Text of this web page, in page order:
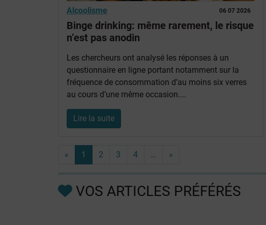
06 07 2026
Alcoolisme
Binge drinking: même rarement, le risque
n’est pas anodin
Les chercheurs ont analysé les réponses à un
questionnaire en ligne portant notamment sur la
fréquence de consommation d’au moins six verres
au cours d’une même occasion....
Lire la suite
« 1 2 3 4 … »
VOS ARTICLES PRÉFÉRÉS